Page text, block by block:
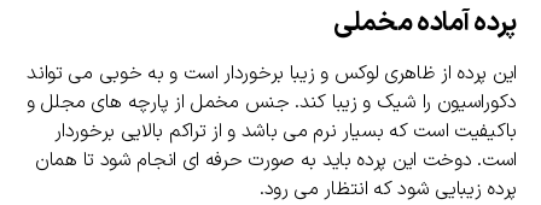
پرده آماده مخملی
این پرده از ظاهری لوکس و زیبا برخوردار است و به خوبی می تواند
دکوراسیون را شیک و زیبا کند. جنس مخمل از پارچه های مجلل و
باکیفیت است که بسیار نرم می باشد و از تراکم بالایی برخوردار
است. دوخت این پرده باید به صورت حرفه ای انجام شود تا همان
پرده زیبایی شود که انتظار می رود.